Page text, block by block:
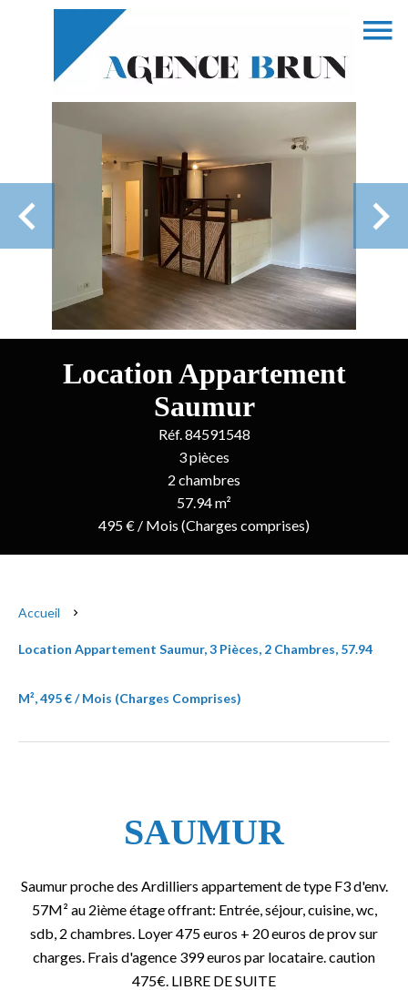
Location Appartement
Saumur
Réf. 84591548
3 pièces
2 chambres
57.94 m²
495 € / Mois (Charges comprises)
Accueil
Location Appartement Saumur, 3 Pièces, 2 Chambres, 57.94
M², 495 € / Mois (Charges Comprises)
SAUMUR
Saumur proche des Ardilliers appartement de type F3 d'env.
57M² au 2ième étage offrant: Entrée, séjour, cuisine, wc,
sdb, 2 chambres. Loyer 475 euros + 20 euros de prov sur
charges. Frais d'agence 399 euros par locataire. caution
475€. LIBRE DE SUITE